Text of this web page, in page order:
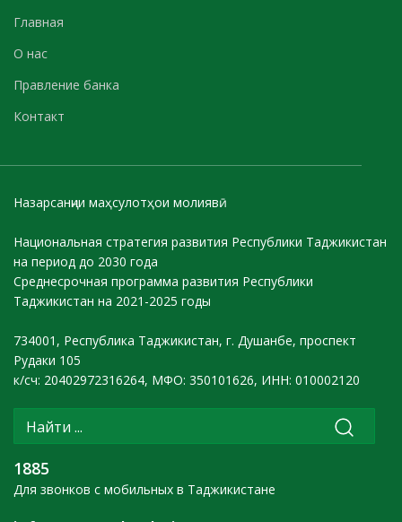
Главная
О нас
Правление банка
Контакт
Назарсанҷии маҳсулотҳои молиявӣ
Национальная стратегия развития Республики Таджикистан
на период до 2030 года
Среднесрочная программа развития Республики
Таджикистан на 2021-2025 годы
734001, Республика Таджикистан, г. Душанбе, проспект
Рудаки 105
к/сч: 20402972316264, МФО: 350101626, ИНН: 010002120
1885
Для звонков с мобильных в Таджикистане